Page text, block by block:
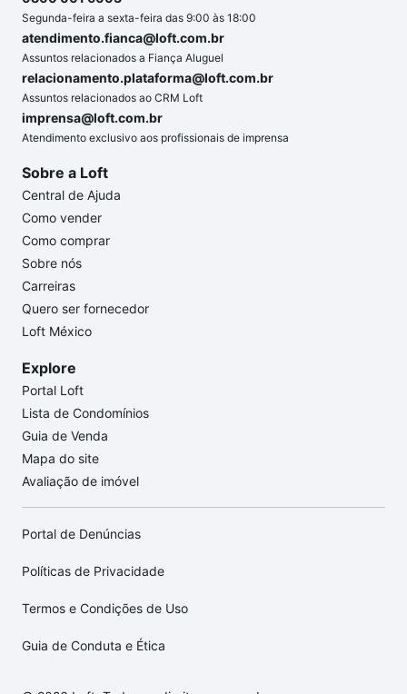
Segunda-feira a sexta-feira das 9:00 às 18:00
atendimento.fianca@loft.com.br
Assuntos relacionados a Fiança Aluguel
relacionamento.plataforma@loft.com.br
Assuntos relacionados ao CRM Loft
imprensa@loft.com.br
Atendimento exclusivo aos profissionais de imprensa
Sobre a Loft
Central de Ajuda
Como vender
Como comprar
Sobre nós
Carreiras
Quero ser fornecedor
Loft México
Explore
Portal Loft
Lista de Condomínios
Guia de Venda
Mapa do site
Avaliação de imóvel
Portal de Denúncias
Políticas de Privacidade
Termos e Condições de Uso
Guia de Conduta e Ética